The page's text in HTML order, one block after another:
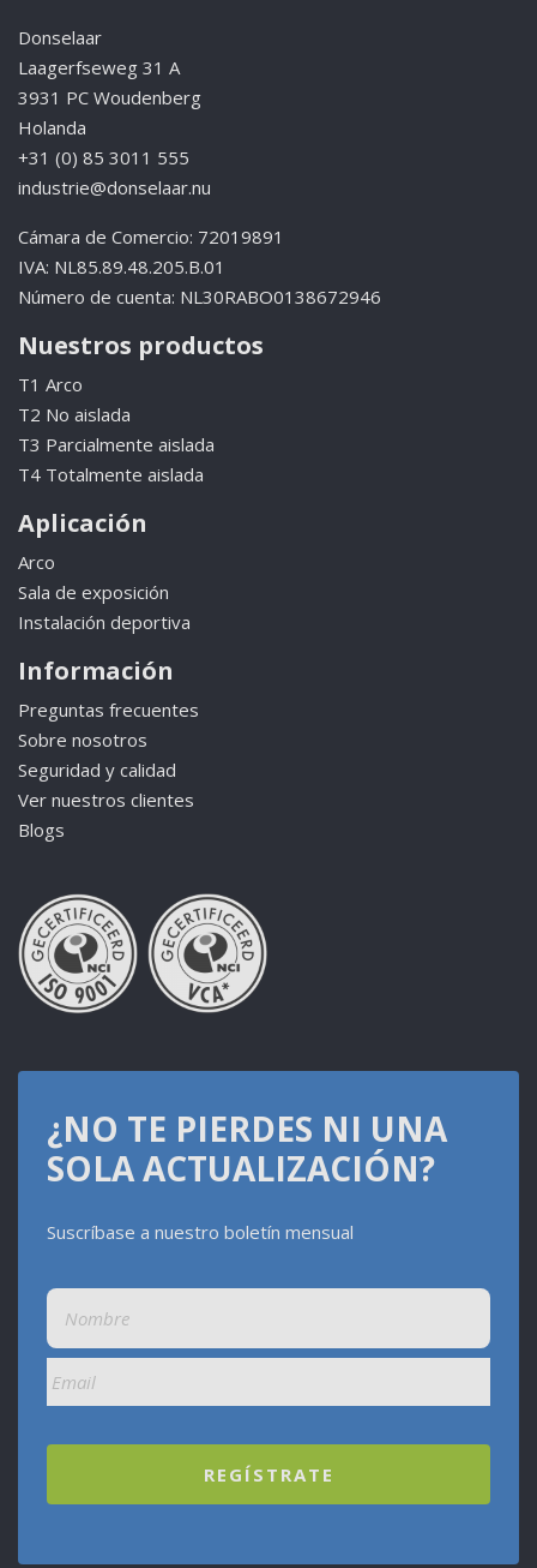
Donselaar
Laagerfseweg 31 A
3931 PC Woudenberg
Holanda
+31 (0) 85 3011 555
industrie@donselaar.nu
Cámara de Comercio: 72019891
IVA: NL85.89.48.205.B.01
Número de cuenta: NL30RABO0138672946
Nuestros productos
T1 Arco
T2 No aislada
T3 Parcialmente aislada
T4 Totalmente aislada
Aplicación
Arco
Sala de exposición
Instalación deportiva
Información
Preguntas frecuentes
Sobre nosotros
Seguridad y calidad
Ver nuestros clientes
Blogs
¿NO TE PIERDES NI UNA
SOLA ACTUALIZACIÓN?
Suscríbase a nuestro boletín mensual